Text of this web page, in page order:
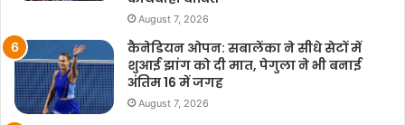
August 7, 2026
कैनेडियन ओपन: सबालेंका ने सीधे सेटों में
शुआई झांग को दी मात, पेगुला ने भी बनाई
अंतिम 16 में जगह
August 7, 2026